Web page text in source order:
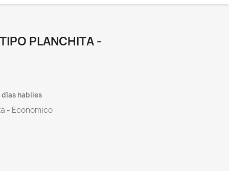
PLANCHITA -
días habiles
- Economico